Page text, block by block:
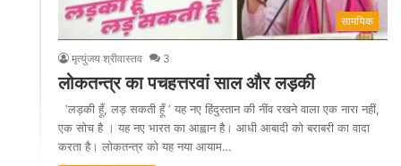
सामयिक
मृत्युंजय श्रीवास्तव 3
लोकतन्त्र का पचहत्तरवां साल और लड़की
‘लड़की हूँ, लड़ सकती हूँ ‘ यह नए हिंदुस्तान की नींव रखने वाला एक नारा नहीं,
एक सोच है । यह नए भारत का आह्वान है। आधी आबादी को बराबरी का वादा
करता है। लोकतन्त्र को यह नया आयाम…